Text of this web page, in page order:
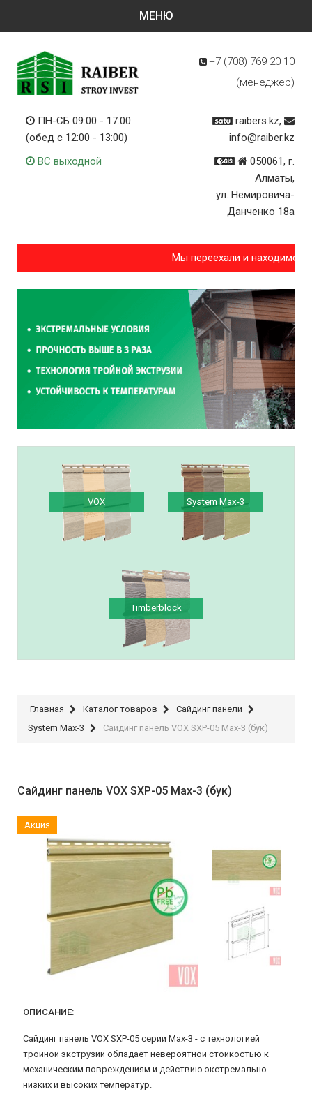
+7 (708) 769 20 10
(менеджер)
ПН-СБ 09:00 - 17:00
(обед с 12:00 - 13:00)
ВС выходной
raibers.kz,
info@raiber.kz
050061, г.
Алматы,
ул. Немировича-
Данченко 18а
Мы переехали и
VOX System Max-3
Timberblock
Главная Каталог товаров
Сайдинг панели
System Max-3
Сайдинг панель VOX SXP-05 Max-3 (бук)
Сайдинг панель VOX SXP-05 Max-3 (бук)
ОПИСАНИЕ:
Сайдинг панель VOX SXP-05 серии Max-3 - с технологией
тройной экструзии обладает невероятной стойкостью к
механическим повреждениям и действию экстремально
низких и высоких температур.